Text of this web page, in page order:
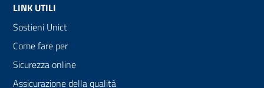
LINK UTILI
Sostieni Unict
Come fare per
Sicurezza online
Assicurazione della qualità